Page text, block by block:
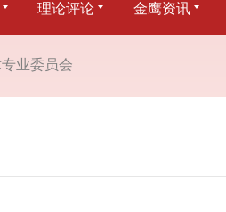
理论评论 金鹰资讯
业委员会